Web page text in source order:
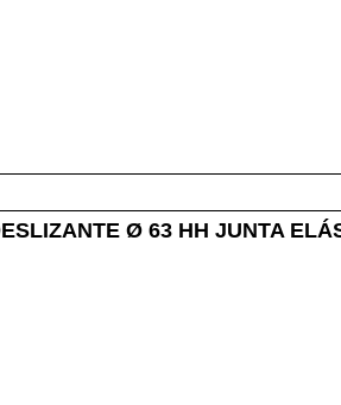
Ø 63 HH JUNTA